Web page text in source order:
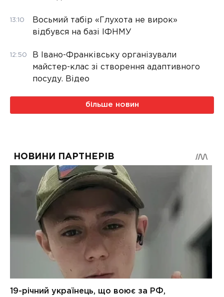
13:10
Восьмий табір «Глухота не вирок»
відбувся на базі ІФНМУ
12:50
В Івано-Франківську організували
майстер-клас зі створення адаптивного
посуду. Відео
більше новин